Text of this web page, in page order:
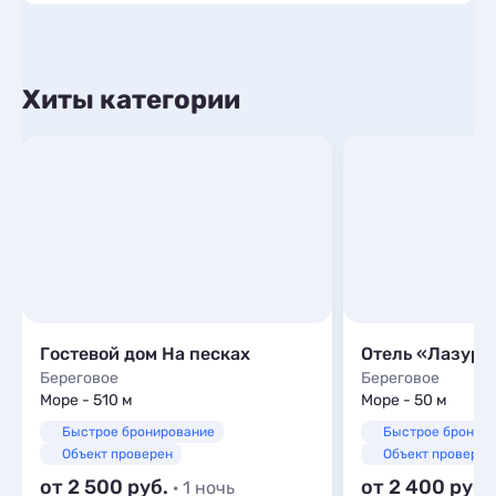
Хиты категории
Гостевой дом На песках
Береговое
Море - 510 м
Быстрое бронирование
Объект проверен
от 2 500 · 1 ночь
Отель
Береговое
Море - 50 м
Быстрое
Объект проверен
от 2 400